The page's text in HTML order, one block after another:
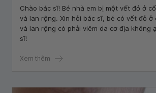
Chào bác sĩ! Bé nhà em bị một vết đỏ ở
và lan rộng. Xin hỏi bác sĩ, bé có vết đỏ ở
và lan rộng có phải viêm da cơ địa không
sĩ!
Xem thêm